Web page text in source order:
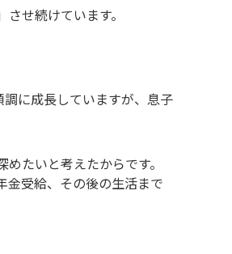
せ続けています。
に成長していますが、息子
たいと考えたからです。
金受給、その後の生活まで